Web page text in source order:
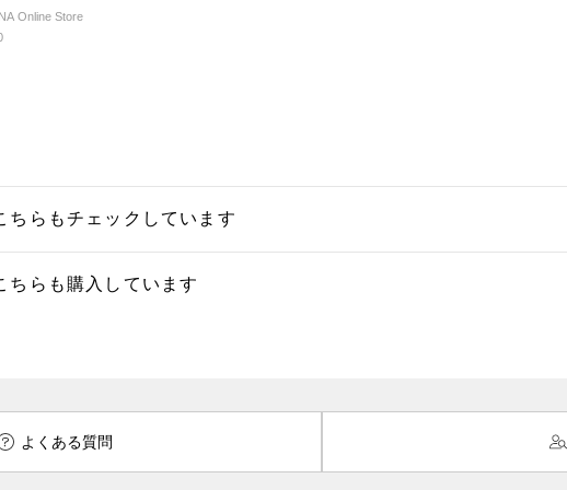
Online Store
ちらもチェックしています
ちらも購入しています
よくある質問